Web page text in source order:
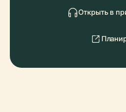
Открыть в